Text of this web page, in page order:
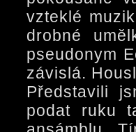
vzteklé
drobné
pseudonym
závislá.
Představili
podat ruku